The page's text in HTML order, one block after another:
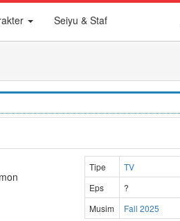
Seiyu & Staf
Tipe
TV
Eps
?
Musim
Fall 2025